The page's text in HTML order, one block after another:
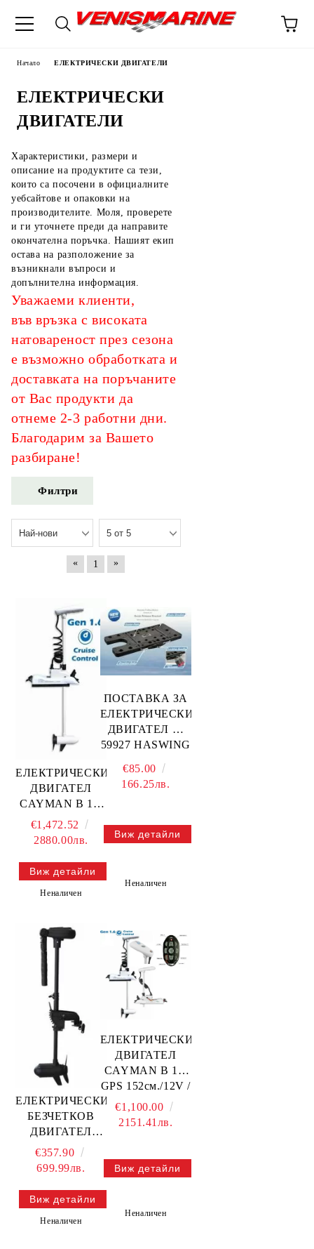
Начало ЕЛЕКТРИЧЕСКИ ДВИГАТЕЛИ
ЕЛЕКТРИЧЕСКИ
ДВИГАТЕЛИ
Характеристики, размери и
описание на продуктите са тези,
които са посочени в официалните
уебсайтове и опаковки на
производителите. Моля, проверете
и ги уточнете преди да направите
окончателна поръчка. Нашият екип
остава на разположение за
възникнали въпроси и
допълнителна информация.
Уважаеми клиенти,
във връзка с високата
натовареност през сезона
е възможно обработката и
доставката на поръчаните
от Вас продукти да
отнеме 2-3 работни дни.
Благодарим за Вашето
разбиране!
Филтри
« 1 »
ЕЛЕКТРИЧЕСКИ
ДВИГАТЕЛ
CAYMAN B 1.6
GPS 183см./24V /
Бял/ — 50737-
€1,472.52
2880.00лв.
Виж детайли
Неналичен
ПОСТАВКА ЗА
ЕЛЕКТРИЧЕСКИ
ДВИГАТЕЛ —
59927 HASWING
€85.00
166.25лв.
Виж детайли
Неналичен
ЕЛЕКТРИЧЕСКИ
БЕЗЧЕТКОВ
ДВИГАТЕЛ
PROTRUAR
1.0HP/12V —
HASWING
€357.90
699.99лв.
Виж детайли
Неналичен
ЕЛЕКТРИЧЕСКИ
ДВИГАТЕЛ
CAYMAN B 1.6
GPS 152см./12V /
Бял/ — 50736-
152W HASWING
€1,100.00
2151.41лв.
Виж детайли
Неналичен